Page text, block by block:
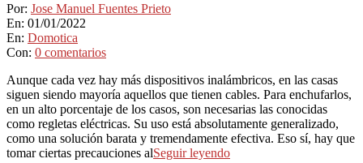
2022-
01-
01
Por: Jose Manuel Fuentes Prieto
En: 01/01/2022
En: Domotica
Con: 0 comentarios
Aunque cada vez hay más dispositivos inalámbricos, en las casas
siguen siendo mayoría aquellos que tienen cables. Para enchufarlos,
en un alto porcentaje de los casos, son necesarias las conocidas
como regletas eléctricas. Su uso está absolutamente generalizado,
como una solución barata y tremendamente efectiva. Eso sí, hay que
tomar ciertas precauciones alSeguir leyendo